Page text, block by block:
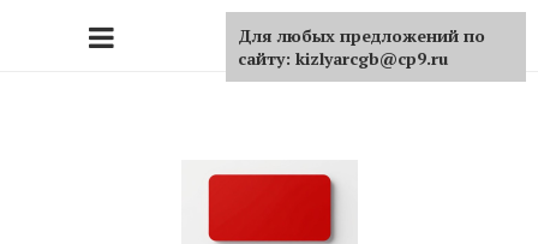
Для любых предложений по
сайту: kizlyarcgb@cp9.ru